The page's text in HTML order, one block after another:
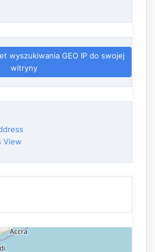
wyszukiwania GEO IP do swojej
witryny
View